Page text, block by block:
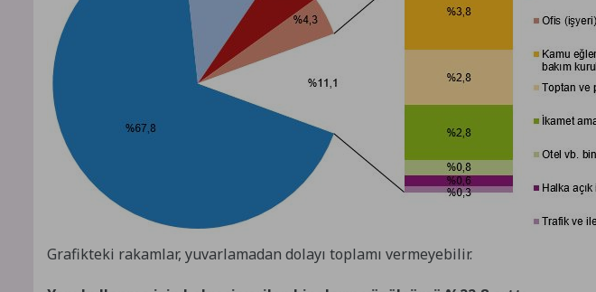
Grafikteki rakamlar, yuvarlamadan dolayı toplamı vermeyebilir.